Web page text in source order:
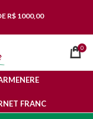
R$ 1000,00
0
FRANC